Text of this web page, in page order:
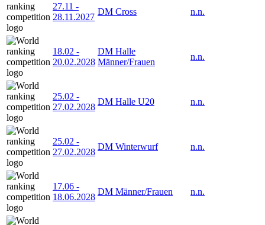
27.11 -
28.11.2027
DM Cross n.n.
18.02 -
20.02.2028
DM Halle
Männer/Frauen
n.n.
25.02 -
27.02.2028
DM Halle U20 n.n.
25.02 -
27.02.2028
DM Winterwurf n.n.
17.06 -
18.06.2028
DM Männer/Frauen n.n.